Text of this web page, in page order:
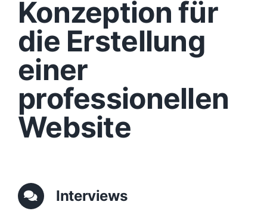
Content
Funktionen
Aufbau
Anfrage
Konzeption für
die Erstellung
einer
professionellen
Website
Interviews